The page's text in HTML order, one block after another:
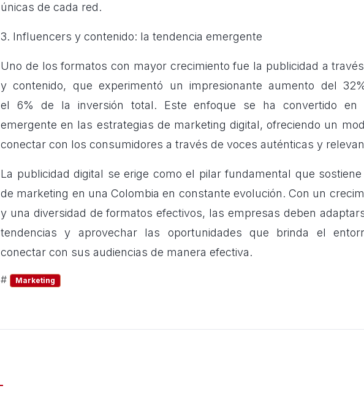
únicas de cada red.
3. Influencers y contenido: la tendencia emergente
Uno de los formatos con mayor crecimiento fue la publicidad a
y contenido, que experimentó un impresionante aumento del
el 6% de la inversión total. Este enfoque se ha convertido en
emergente en las estrategias de marketing digital, ofreciendo un
conectar con los consumidores a través de voces auténticas y
La publicidad digital se erige como el pilar fundamental que
de marketing en una Colombia en constante evolución. Con un
y una diversidad de formatos efectivos, las empresas deben
tendencias y aprovechar las oportunidades que brinda el
conectar con sus audiencias de manera efectiva.
# Marketing